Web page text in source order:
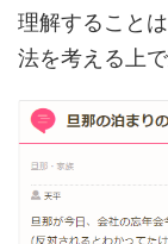
理解すること
法を考える上で